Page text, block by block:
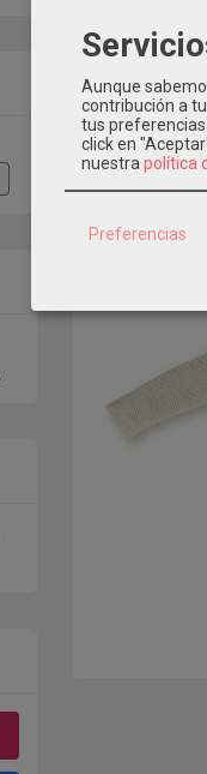
mac-ilusion
Aunque
contribución a
tus preferencias
click en
nuestra política
Preferencias